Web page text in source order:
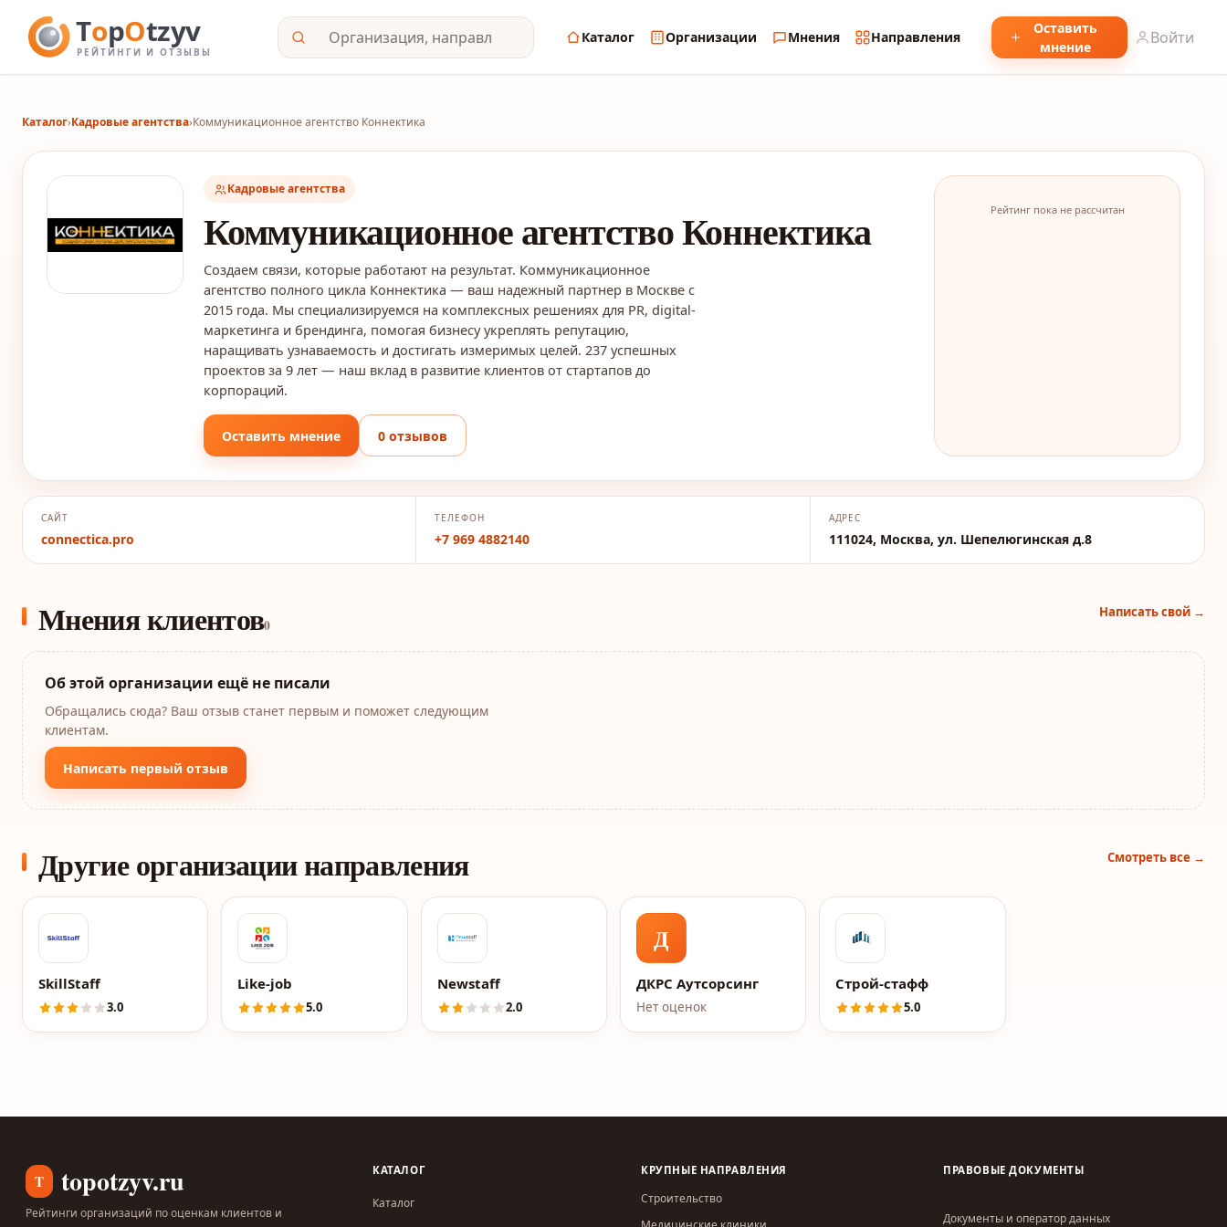
Каталог Организации Мнения Направления
Оставить
мнение
Войти
Каталог›Кадровые агентства›Коммуникационное агентство Коннектика
Кадровые агентства
Коммуникационное агентство Коннектика
Создаем связи, которые работают на результат. Коммуникационное
агентство полного цикла Коннектика — ваш надежный партнер в Москве с
2015 года. Мы специализируемся на комплексных решениях для PR, digital-
маркетинга и брендинга, помогая бизнесу укреплять репутацию,
наращивать узнаваемость и достигать измеримых целей. 237 успешных
проектов за 9 лет — наш вклад в развитие клиентов от стартапов до
корпораций.
Оставить мнение 0 отзывов
Рейтинг пока не рассчитан
САЙТ
connectica.pro
ТЕЛЕФОН
+7 969 4882140
АДРЕС
111024, Москва, ул. Шепелюгинская д.8
Мнения клиентов0
Написать свой →
Об этой организации ещё не писали
Обращались сюда? Ваш отзыв станет первым и поможет следующим
клиентам.
Написать первый отзыв
Другие организации направления Смотреть все →
SkillStaff
3.0
Like-job
5.0
Newstaff
2.0
Д
ДКРС Аутсорсинг
Нет оценок
Строй-стафф
5.0
T topotzyv.ru
Рейтинги организаций по оценкам клиентов и
КАТАЛОГ
Каталог
КРУПНЫЕ НАПРАВЛЕНИЯ
Строительство
ПРАВОВЫЕ ДОКУМЕНТЫ
Документы и оператор данных